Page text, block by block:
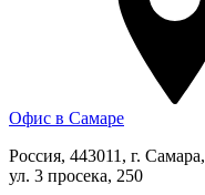
Офис в Самаре
Россия, 443011, г. Самара,
ул. 3 просека, 250